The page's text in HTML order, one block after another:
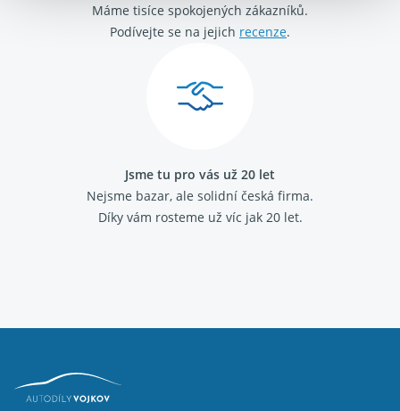
Máme tisíce spokojených zákazníků.
Podívejte se na jejich recenze.
Jsme tu pro vás už 20 let
Nejsme bazar, ale solidní česká firma.
Díky vám rosteme už víc jak 20 let.